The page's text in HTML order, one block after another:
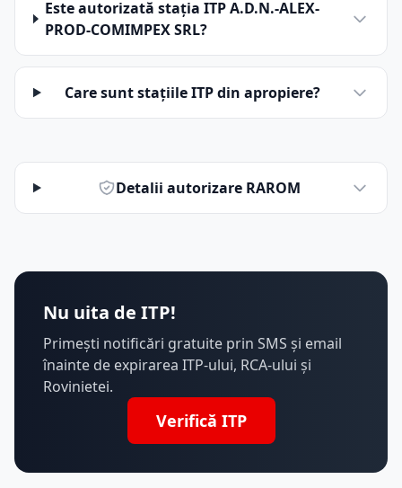
Este autorizată stația ITP A.D.N.-ALEX-
PROD-COMIMPEX SRL?
Care sunt stațiile ITP din apropiere?
Detalii autorizare RAROM
Nu uita de ITP!
Primești notificări gratuite prin SMS și email
înainte de expirarea ITP-ului, RCA-ului și
Rovinietei.
Verifică ITP